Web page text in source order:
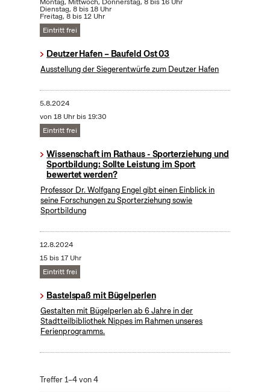
Dienstag, 8 bis 18 Uhr
Freitag, 8 bis 12 Uhr
Eintritt frei
Deutzer Hafen – Baufeld Ost 03
Ausstellung der Siegerentwürfe zum Deutzer Hafen
5.8.2024
von 18 Uhr bis 19:30
Eintritt frei
Wissenschaft im Rathaus - Sporterziehung und
Sportbildung: Sollte Leistung im Sport
bewertet werden?
Professor Dr. Wolfgang Engel gibt einen Einblick in
seine Forschungen zu Sporterziehung sowie
Sportbildung
12.8.2024
15 bis 17 Uhr
Eintritt frei
Bastelspaß mit Bügelperlen
Gestalten mit Bügelperlen ab 6 Jahre in der
Stadtteilbibliothek Nippes im Rahmen unseres
Ferienprogramms.
Treffer 1–4 von 4